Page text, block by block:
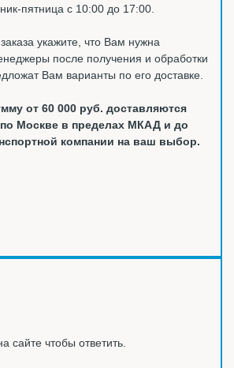
пятница с 10:00 до 17:00.
укажите, что Вам нужна
после получения и обработки
Вам варианты по его доставке.
от 60 000 руб. доставляются
Москве в пределах МКАД и до
компании на ваш выбор.
сайте чтобы ответить.